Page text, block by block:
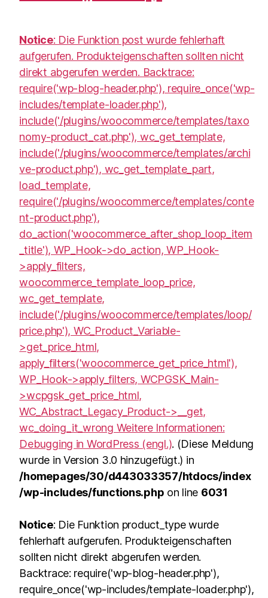
Notice: Die Funktion post wurde fehlerhaft
aufgerufen. Produkteigenschaften sollten nicht
direkt abgerufen werden. Backtrace:
require('wp-blog-header.php'), require_once('wp-
includes/template-loader.php'),
include('/plugins/woocommerce/templates/taxo
nomy-product_cat.php'), wc_get_template,
include('/plugins/woocommerce/templates/archi
ve-product.php'), wc_get_template_part,
load_template,
require('/plugins/woocommerce/templates/conte
nt-product.php'),
do_action('woocommerce_after_shop_loop_item
_title'), WP_Hook->do_action, WP_Hook-
>apply_filters,
woocommerce_template_loop_price,
wc_get_template,
include('/plugins/woocommerce/templates/loop/
price.php'), WC_Product_Variable-
>get_price_html,
apply_filters('woocommerce_get_price_html'),
WP_Hook->apply_filters, WCPGSK_Main-
>wcpgsk_get_price_html,
WC_Abstract_Legacy_Product->__get,
wc_doing_it_wrong Weitere Informationen:
Debugging in WordPress (engl.). (Diese Meldung
wurde in Version 3.0 hinzugefügt.) in
/homepages/30/d443033357/htdocs/index
/wp-includes/functions.php on line 6031
Notice: Die Funktion product_type wurde
fehlerhaft aufgerufen. Produkteigenschaften
sollten nicht direkt abgerufen werden.
Backtrace: require('wp-blog-header.php'),
require_once('wp-includes/template-loader.php'),